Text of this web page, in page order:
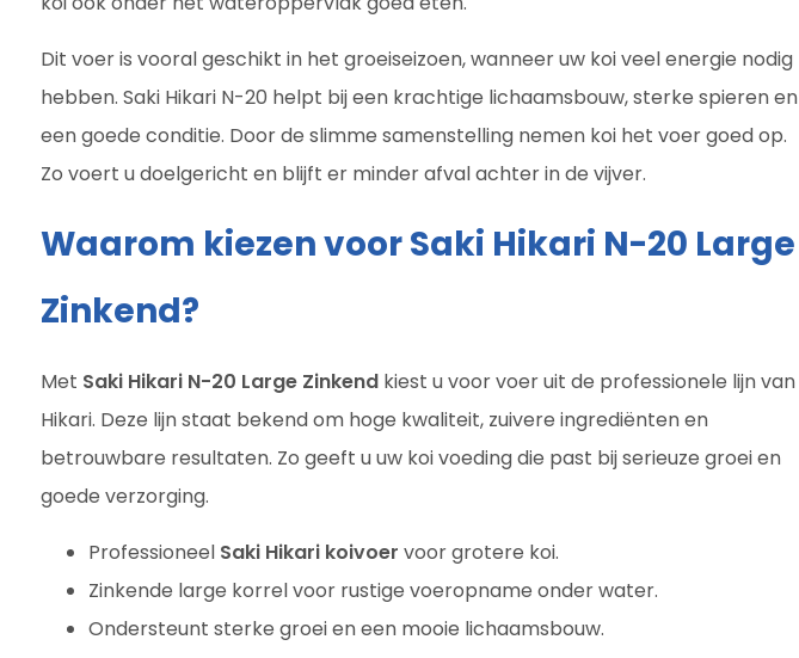
Dit voer is vooral geschikt in het groeiseizoen, wanneer uw koi veel energie nodig
hebben. Saki Hikari N-20 helpt bij een krachtige lichaamsbouw, sterke spieren en
een goede conditie. Door de slimme samenstelling nemen koi het voer goed op.
Zo voert u doelgericht en blijft er minder afval achter in de vijver.
Waarom kiezen voor Saki Hikari N-20 Large
Zinkend?
Met Saki Hikari N-20 Large Zinkendkiest u voor voer uit de professionele lijn van
Hikari. Deze lijn staat bekend om hoge kwaliteit, zuivere ingrediënten en
betrouwbare resultaten. Zo geeft u uw koi voeding die past bij serieuze groei en
goede verzorging.
Professioneel Saki Hikari koivoer voor grotere koi.
Zinkende large korrel voor rustige voeropname onder water.
Ondersteunt sterke groei en een mooie lichaamsbouw.